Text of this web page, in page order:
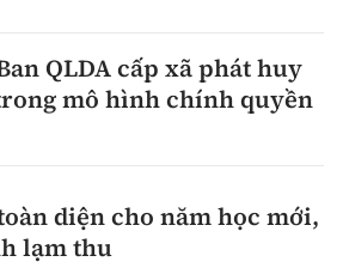
QLDA cấp xã phát huy
mô hình chính quyền
diện cho năm học mới,
lạm thu